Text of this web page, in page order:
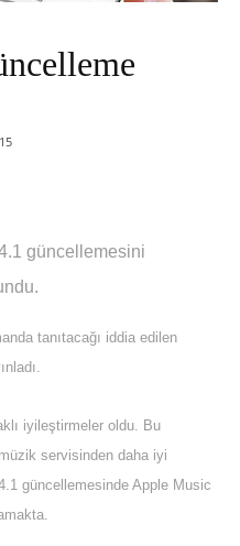
güncellemesini
tanıtacağı iddia edilen
iyileştirmeler oldu. Bu
servisinden daha iyi
güncellemesinde Apple Music